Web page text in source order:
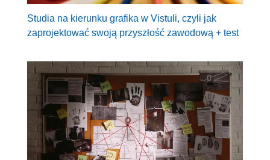
Studia na kierunku grafika w Vistuli, czyli jak
zaprojektować swoją przyszłość zawodową + test